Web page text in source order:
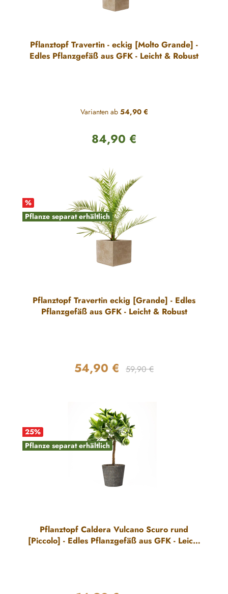
Pflanztopf Travertin - eckig [Molto Grande] -
Edles Pflanzgefäß aus GFK - Leicht & Robust
Varianten ab54,90 €
Regulärer Preis:
84,90 €
%
Pflanze separat erhältlich
Pflanztopf Travertin eckig [Grande] - Edles
Pflanzgefäß aus GFK - Leicht & Robust
Verkaufspreis:
54,90 € Regulärer Preis:
59,90 €
25%
Pflanze separat erhältlich
Pflanztopf Caldera Vulcano Scuro rund
[Piccolo] - Edles Pflanzgefäß aus GFK - Leicht